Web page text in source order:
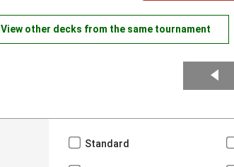
View other decks from the same tournament
Standard